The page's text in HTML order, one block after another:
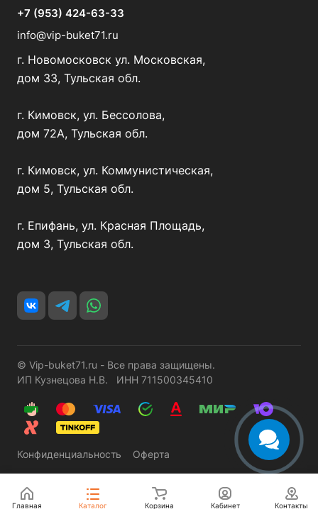
+7 (953) 424-63-33
info@vip-buket71.ru
г. Новомосковск ул. Московская,
дом 33, Тульская обл.
г. Кимовск, ул. Бессолова,
дом 72А, Тульская обл.
г. Кимовск, ул. Коммунистическая,
дом 5, Тульская обл.
г. Епифань, ул. Красная Площадь,
дом 3, Тульская обл.
© Vip-buket71.ru - Все права защищены.
ИП Кузнецова Н.В. ИНН 711500345410
Конфиденциальность Оферта
Главная Каталог Корзина Кабинет Контакты